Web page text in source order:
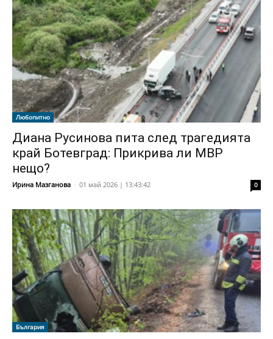
Любопитно
Диана Русинова пита след трагедията
край Ботевград: Прикрива ли МВР
нещо?
Ирина Мазганова - 01 май 2026 | 13:43:42 0
България